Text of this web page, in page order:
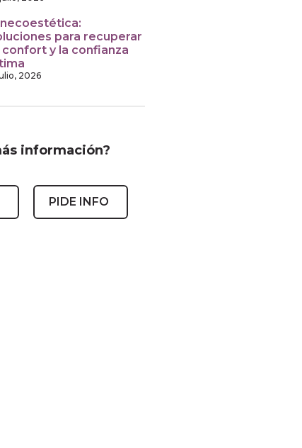
para recuperar
confort y la confianza
2026
información?
PIDE INFO